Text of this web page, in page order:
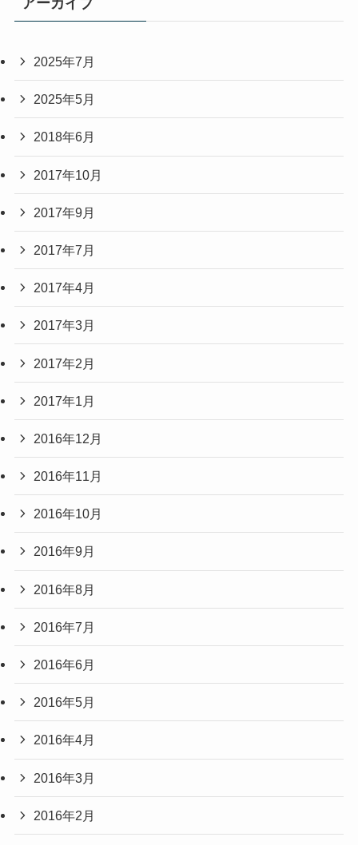
アーカイブ
2025年7月
2025年5月
2018年6月
2017年10月
2017年9月
2017年7月
2017年4月
2017年3月
2017年2月
2017年1月
2016年12月
2016年11月
2016年10月
2016年9月
2016年8月
2016年7月
2016年6月
2016年5月
2016年4月
2016年3月
2016年2月